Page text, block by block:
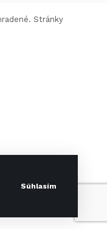
Súhlasím
Stránky